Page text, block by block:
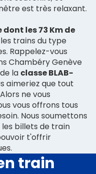
est très relaxant.
les 73 Km de
trains du type
Rappelez-vous
Chambéry Genève
la classe BLAB-
aimeriez que tout
ne vous
vous offrons tous
Nous soumettons
les billets de train
t'offrir
train